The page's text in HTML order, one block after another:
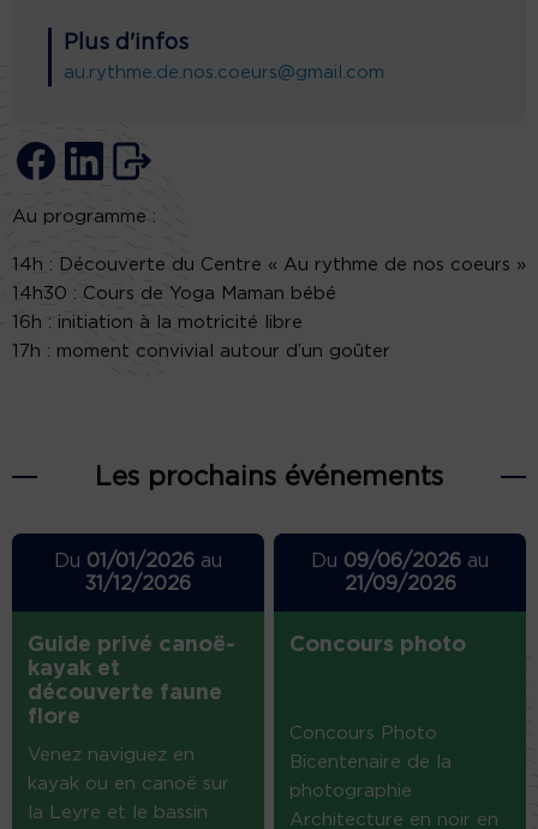
Plus d'infos
au.rythme.de.nos.coeurs@gmail.com
Au programme :
14h : Découverte du Centre « Au rythme de nos coeurs »
14h30 : Cours de Yoga Maman bébé
16h : initiation à la motricité libre
17h : moment convivial autour d’un goûter
Les prochains événements
Du 01/01/2026au
31/12/2026
Guide privé canoë-
kayak et
découverte faune
flore
Venez naviguez en
kayak ou en canoë sur
la Leyre et le bassin
Du 09/06/2026 au
21/09/2026
Concours photo
Concours Photo
Bicentenaire de la
photographie
Architecture en noir en